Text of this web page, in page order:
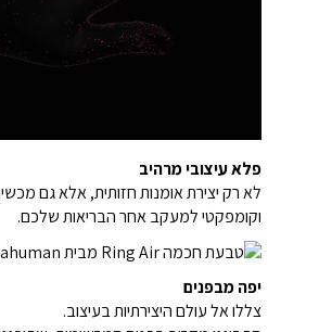
פלא עיצובי מרהיב
לא רק יצירת אומנות חזותית, אלא גם
וקומפקטי למעקב אחר הבריאות שלכם.
יפה מבפנים
צללו אל עולם היצירתיות בעיצוב.